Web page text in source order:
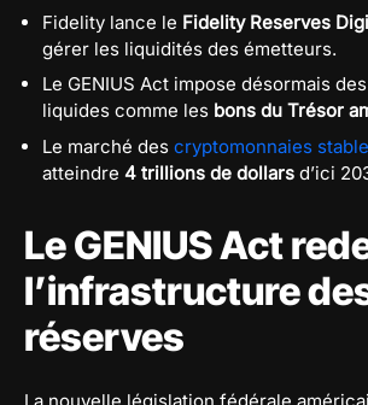
Fidelity lance le Fidelity Reserves
gérer les liquidités des émetteurs.
Le GENIUS Act impose désormais
liquides comme les bons du Trésor
Le marché des cryptomonnaies
atteindre 4 trillions de dollars d’ici
Le GENIUS Act
l’infrastructure
réserves